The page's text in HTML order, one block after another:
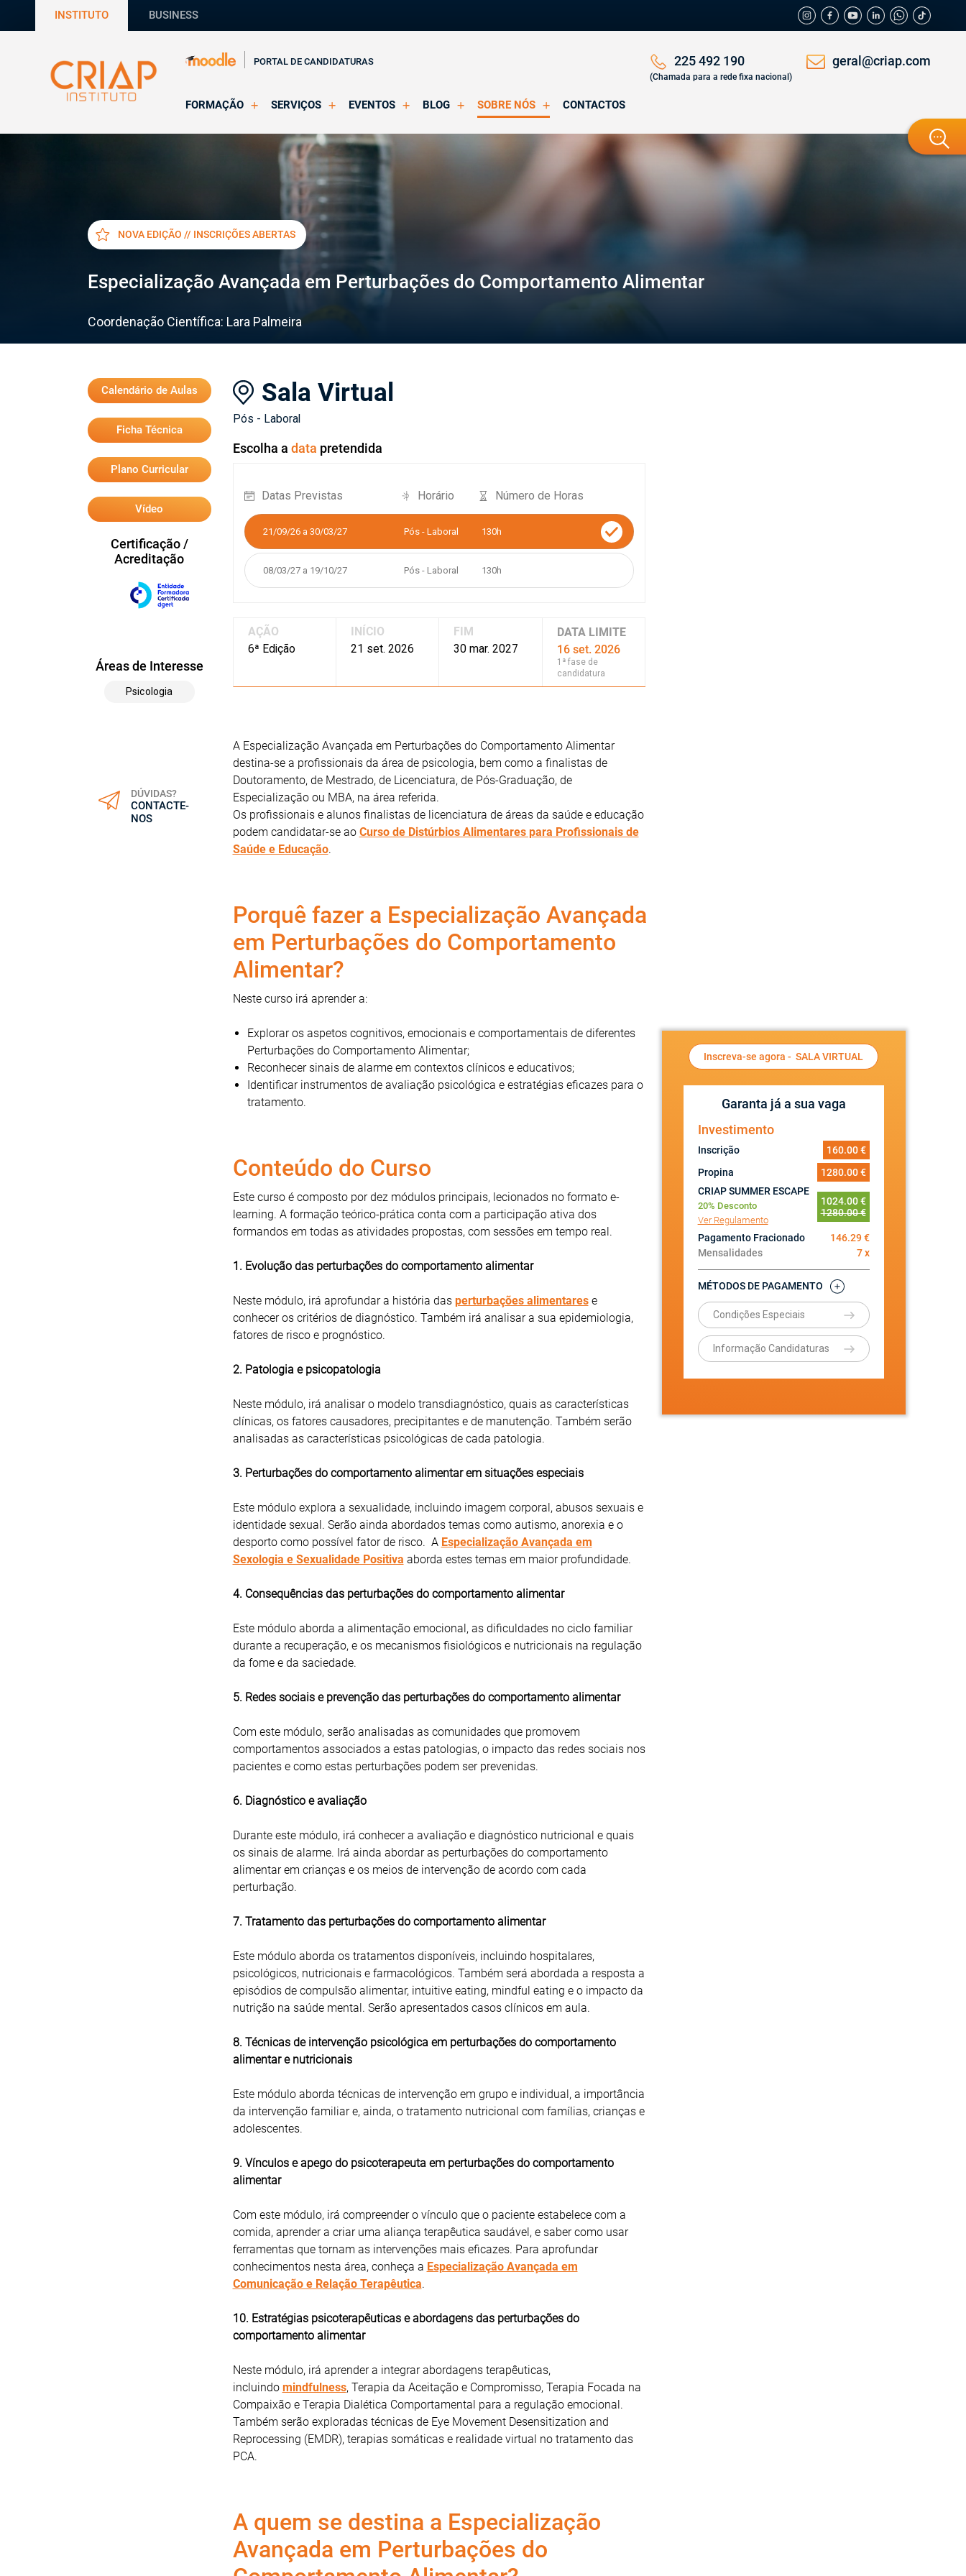
INSTITUTO BUSINESS
PORTAL DE CANDIDATURAS 225 492 190
(Chamada para a rede fixa nacional)
geral@criap.com
FORMAÇÃO SERVIÇOS
Consultas
Estágios
CRIAP Edições
EVENTOS
Eventos Decorridos
BLOG SOBRE NÓS CONTACTOS
NOVA EDIÇÃO // INSCRIÇÕES ABERTAS
Especialização Avançada em Perturbações do Comportamento Alimentar
Coordenação Científica: Lara Palmeira
Calendário de Aulas
Ficha Técnica
Plano Curricular
Vídeo
Certificação /
Acreditação
Áreas de Interesse
Psicologia
DÚVIDAS?
CONTACTE-
NOS
Sala Virtual
Pós - Laboral
Escolha a data pretendida
Datas Previstas Horário Número de Horas
21/09/26 a 30/03/27 Pós - Laboral 130h
08/03/27 a 19/10/27 Pós - Laboral 130h
AÇÃO
6ª Edição
INÍCIO
21 set. 2026
FIM
30 mar. 2027
DATA LIMITE
16 set. 2026
1ª fase de
candidatura
A Especialização Avançada em Perturbações do Comportamento Alimentar
destina-se a profissionais da área de psicologia, bem como a finalistas de
Doutoramento, de Mestrado, de Licenciatura, de Pós-Graduação, de
Especialização ou MBA, na área referida.
Os profissionais e alunos finalistas de licenciatura de áreas da saúde e educação
podem candidatar-se ao Curso de Distúrbios Alimentares para Profissionais de
Saúde e Educação.
Porquê fazer a Especialização Avançada
em Perturbações do Comportamento
Alimentar?
Neste curso irá aprender a:
Explorar os aspetos cognitivos, emocionais e comportamentais de diferentes
Perturbações do Comportamento Alimentar;
Reconhecer sinais de alarme em contextos clínicos e educativos;
Identificar instrumentos de avaliação psicológica e estratégias eficazes para o
tratamento.
Conteúdo do Curso
Este curso é composto por dez módulos principais, lecionados no formato e-
learning. A formação teórico-prática conta com a participação ativa dos
formandos em todas as atividades propostas, com sessões em tempo real.
1. Evolução das perturbações do comportamento alimentar
Neste módulo, irá aprofundar a história das perturbações alimentarese
conhecer os critérios de diagnóstico. Também irá analisar a sua epidemiologia,
fatores de risco e prognóstico.
2. Patologia e psicopatologia
Neste módulo, irá analisar o modelo transdiagnóstico, quais as características
clínicas, os fatores causadores, precipitantes e de manutenção. Também serão
analisadas as características psicológicas de cada patologia.
3. Perturbações do comportamento alimentar em situações especiais
Este módulo explora a sexualidade, incluindo imagem corporal, abusos sexuais e
identidade sexual. Serão ainda abordados temas como autismo, anorexia e o
desporto como possível fator de risco. A Especialização Avançada em
Sexologia e Sexualidade Positiva aborda estes temas em maior profundidade.
4. Consequências das perturbações do comportamento alimentar
Este módulo aborda a alimentação emocional, as dificuldades no ciclo familiar
durante a recuperação, e os mecanismos fisiológicos e nutricionais na regulação
da fome e da saciedade.
5. Redes sociais e prevenção das perturbações do comportamento alimentar
Com este módulo, serão analisadas as comunidades que promovem
comportamentos associados a estas patologias, o impacto das redes sociais nos
pacientes e como estas perturbações podem ser prevenidas.
6. Diagnóstico e avaliação
Durante este módulo, irá conhecer a avaliação e diagnóstico nutricional e quais
os sinais de alarme. Irá ainda abordar as perturbações do comportamento
alimentar em crianças e os meios de intervenção de acordo com cada
perturbação.
7. Tratamento das perturbações do comportamento alimentar
Este módulo aborda os tratamentos disponíveis, incluindo hospitalares,
psicológicos, nutricionais e farmacológicos. Também será abordada a resposta a
episódios de compulsão alimentar, intuitive eating, mindful eating e o impacto da
nutrição na saúde mental. Serão apresentados casos clínicos em aula.
8. Técnicas de intervenção psicológica em perturbações do comportamento
alimentar e nutricionais
Este módulo aborda técnicas de intervenção em grupo e individual, a importância
da intervenção familiar e, ainda, o tratamento nutricional com famílias, crianças e
adolescentes.
9. Vínculos e apego do psicoterapeuta em perturbações do comportamento
alimentar
Com este módulo, irá compreender o vínculo que o paciente estabelece com a
comida, aprender a criar uma aliança terapêutica saudável, e saber como usar
ferramentas que tornam as intervenções mais eficazes. Para aprofundar
conhecimentos nesta área, conheça a Especialização Avançada em
Comunicação e Relação Terapêutica.
10. Estratégias psicoterapêuticas e abordagens das perturbações do
comportamento alimentar
Neste módulo, irá aprender a integrar abordagens terapêuticas,
incluindo mindfulness, Terapia da Aceitação e Compromisso, Terapia Focada na
Compaixão e Terapia Dialética Comportamental para a regulação emocional.
Também serão exploradas técnicas de Eye Movement Desensitization and
Reprocessing (EMDR), terapias somáticas e realidade virtual no tratamento das
PCA.
A quem se destina a Especialização
Avançada em Perturbações do
Inscreva-se agora -SALA VIRTUAL
Garanta já a sua vaga
Investimento
Inscrição
160.00 €
Propina
1280.00 €
CRIAP SUMMER ESCAPE
20% Desconto
Ver Regulamento
1024.00 €
1280.00 €
Pagamento Fracionado
146.29 €
Mensalidades
7 x
MÉTODOS DE PAGAMENTO
Condições Especiais
Informação Candidaturas